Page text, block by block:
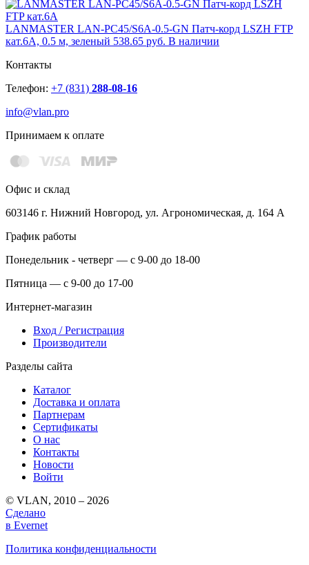
LANMASTER LAN-PC45/S6A-0.5-GN Патч-корд LSZH FTP
кат.6A, 0.5 м, зеленый 538.65 руб. В наличии
Контакты
Телефон: +7 (831) 288-08-16
info@vlan.pro
Принимаем к оплате
Офис и склад
603146 г. Нижний Новгород, ул. Агрономическая, д. 164 А
График работы
Понедельник - четверг — с 9-00 до 18-00
Пятница — с 9-00 до 17-00
Интернет-магазин
Вход / Регистрация
Производители
Разделы сайта
Каталог
Доставка и оплата
Партнерам
Сертификаты
О нас
Контакты
Новости
Войти
© VLAN, 2010 – 2026
Сделано
в Evernet
Политика конфиденциальности